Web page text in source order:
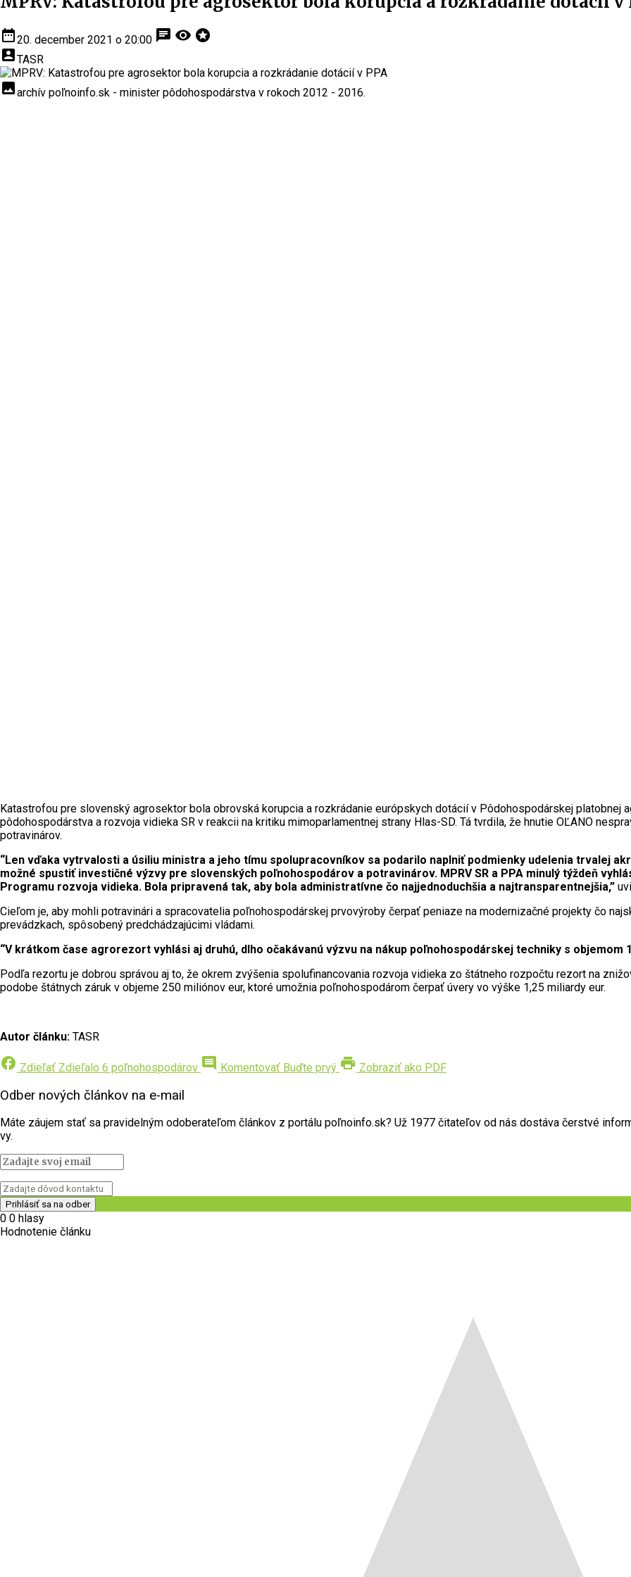
date_range20. december 2021 o 20:00 chat visibility stars
account_boxTASR
insert_photoarchív poľnoinfo.sk - minister pôdohospodárstva v rokoch 2012 - 2016.
Katastrofou pre slovenský agrosektor bola obrovská korupcia a rozkrádanie európskych dotácií v Pôdohospodárskej platobnej
pôdohospodárstva a rozvoja vidieka SR v reakcii na kritiku mimoparlamentnej strany Hlas-SD. Tá tvrdila, že hnutie OĽANO
potravinárov.
“Len vďaka vytrvalosti a úsiliu ministra a jeho tímu spolupracovníkov sa podarilo naplniť podmienky udelenia trvalej
možné spustiť investičné výzvy pre slovenských poľnohospodárov a potravinárov. MPRV SR a PPA minulý týždeň
Programu rozvoja vidieka. Bola pripravená tak, aby bola administratívne čo najjednoduchšia a najtransparentnejšia,”
Cieľom je, aby mohli potravinári a spracovatelia poľnohospodárskej prvovýroby čerpať peniaze na modernizačné projekty čo
prevádzkach, spôsobený predchádzajúcimi vládami.
“V krátkom čase agrorezort vyhlási aj druhú, dlho očakávanú výzvu na nákup poľnohospodárskej techniky s objemom
Podľa rezortu je dobrou správou aj to, že okrem zvýšenia spolufinancovania rozvoja vidieka zo štátneho rozpočtu rezort na
podobe štátnych záruk v objeme 250 miliónov eur, ktoré umožnia poľnohospodárom čerpať úvery vo výške 1,25 miliardy eur.
Autor článku: TASR
facebook Zdieľať Zdieľalo 6 poľnohospodárov comment Komentovať Buďte prvý print Zobraziť ako PDF
Odber nových článkov na e-mail
Máte záujem stať sa pravidelným odoberateľom článkov z portálu poľnoinfo.sk? Už 1977 čitateľov od nás dostáva čerstvé
vy.
0 0 hlasy
Hodnotenie článku